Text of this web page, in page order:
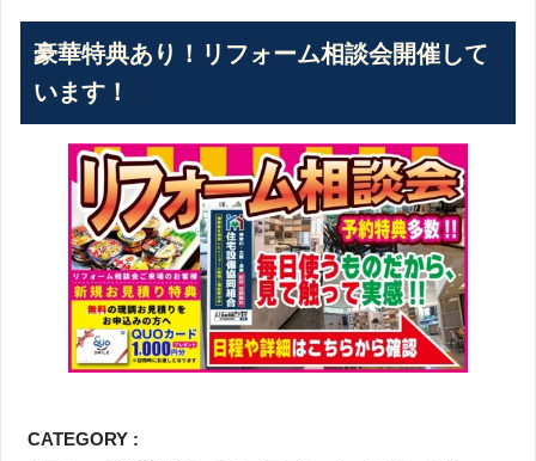
豪華特典あり！リフォーム相談会開催して
います！
CATEGORY :